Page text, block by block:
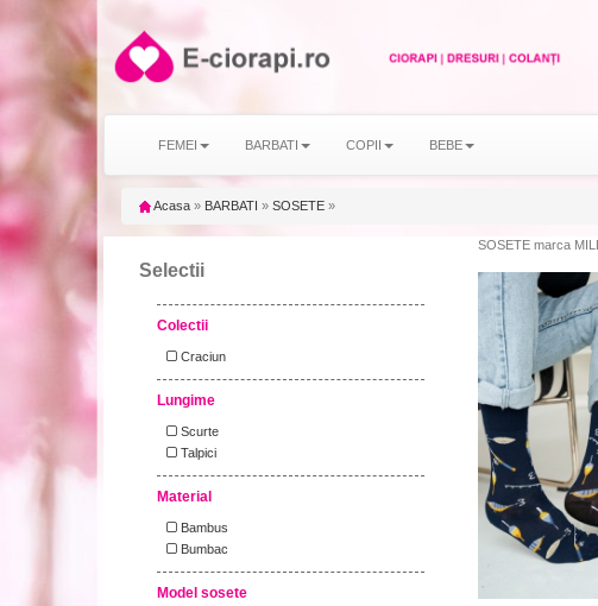
FEMEI BARBATI COPII BEBE
Acasa » BARBATI » SOSETE »
Selectii
Colectii
Craciun
Lungime
Scurte
Talpici
Material
Bambus
Bumbac
Model sosete
SOSETE marca